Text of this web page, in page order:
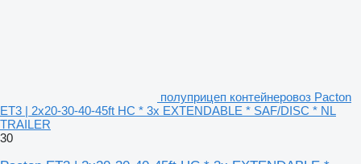
полуприцеп контейнеровоз Pacton
ET3 | 2x20-30-40-45ft HC * 3x EXTENDABLE * SAF/DISC * NL
TRAILER
30